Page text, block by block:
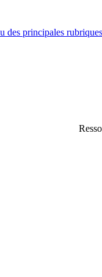
des principales